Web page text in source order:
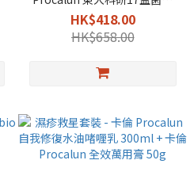
28包 + 卡倫 Procalun 全效萬用
膏 50g
HK$418.00
HK$658.00